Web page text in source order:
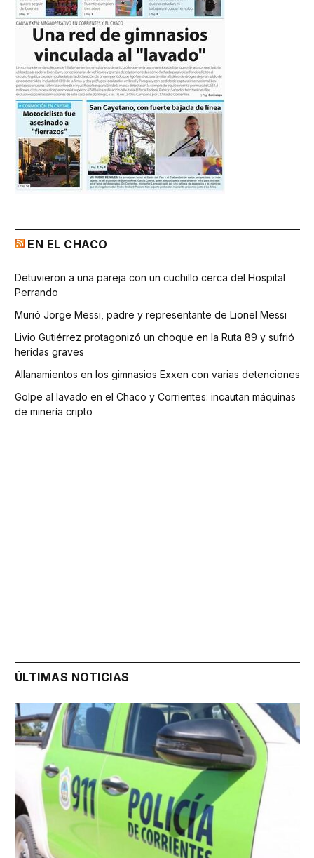
EN EL CHACO
Detuvieron a una pareja con un cuchillo cerca del Hospital
Perrando
Murió Jorge Messi, padre y representante de Lionel Messi
Livio Gutiérrez protagonizó un choque en la Ruta 89 y sufrió
heridas graves
Allanamientos en los gimnasios Exxen con varias detenciones
Golpe al lavado en el Chaco y Corrientes: incautan máquinas
de minería cripto
ÚLTIMAS NOTICIAS